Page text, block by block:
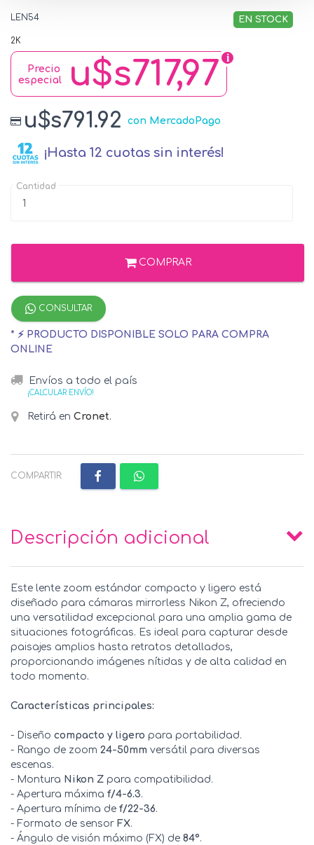
LEN54 EN STOCK
2K
u$s717,97
Precio
especial
u$s791.92 con MercadoPago
¡Hasta 12 cuotas sin interés!
Cantidad
COMPRAR
CONSULTAR
* ⚡ PRODUCTO DISPONIBLE SOLO PARA COMPRA
ONLINE
Envíos a todo el país
¡CALCULAR ENVÍO!
Retirá en Cronet.
COMPARTIR:
Descripción adicional
Este lente zoom estándar compacto y ligero está
diseñado para cámaras mirrorless Nikon Z, ofreciendo
una versatilidad excepcional para una amplia gama de
situaciones fotográficas. Es ideal para capturar desde
paisajes amplios hasta retratos detallados,
proporcionando imágenes nítidas y de alta calidad en
todo momento.
Características principales:
- Diseño compacto y ligero para portabilidad.
- Rango de zoom 24-50mm versátil para diversas
escenas.
- Montura Nikon Z para compatibilidad.
- Apertura máxima f/4-6.3.
- Apertura mínima de f/22-36.
- Formato de sensor FX.
- Ángulo de visión máximo (FX) de 84°.